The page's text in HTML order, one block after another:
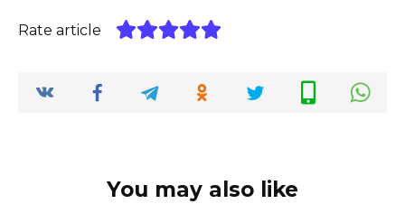
Rate article
You may also like